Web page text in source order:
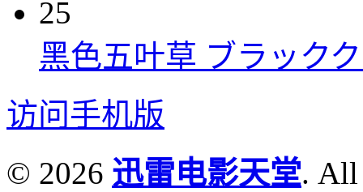
25
黑色五叶草 ブラック
访问手机版
© 2026 迅雷电影天堂. All